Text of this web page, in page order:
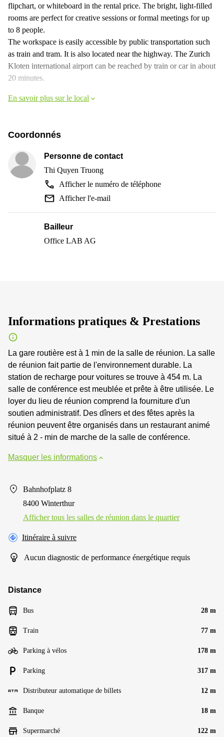
Bahnhofstrasse
10 Zürich
flipchart, or whiteboard in the rental price. The bright, light-filled
rooms are perfect for creative sessions or formal meetings for up
to 8 people.
The workspace is easily accessible by public transportation such
as train and tram. It is also located near the highway. The Zurich
Kloten international airport can be reached by train or car in about
20 minutes.
En savoir plus sur le local
Coordonnés
Personne de contact
Thi Quyen Truong
Afficher le numéro de téléphone
Afficher l'e-mail
Bailleur
Office LAB AG
Informations pratiques & Prestations
La gare routière est à 1 min de la salle de réunion. La salle
de réunion fait partie de l'environnement durable. La
station de recharge pour voitures se trouve à 454 m. La
salle de conférence est meublée et prête à être utilisée. Le
loyer du lieu de réunion comprend la fourniture d'un
soutien administratif. Des dîners et des fêtes après la
réunion peuvent être organisés dans un restaurant animé
situé à 2 - min de marche de la salle de conférence.
Masquer les informations
Bahnhofplatz 8
8400 Winterthur
Afficher tous les salles de réunion dans le quartier
Itinéraire à suivre
Aucun diagnostic de performance énergétique requis
Distance
Bus 28 m
Train 77 m
Parking à vélos 178 m
Parking 317 m
Distributeur automatique de billets 12 m
Banque 18 m
Supermarché 122 m